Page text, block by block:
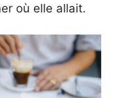
où elle allait.